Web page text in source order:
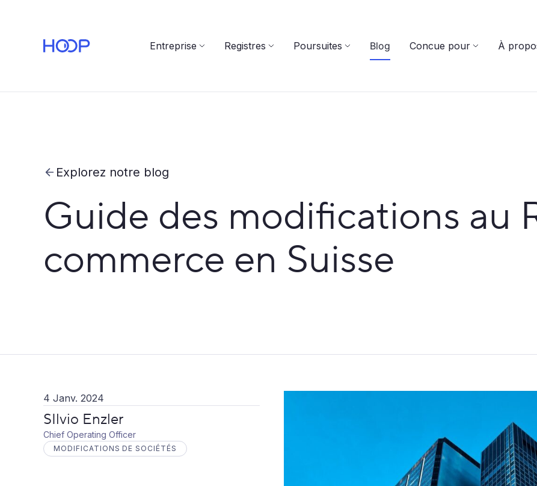
Entreprise Registres Poursuites Blog Concue pour À
Explorez notre blog
Guide des modifications au
commerce en Suisse
4 Janv. 2024
SIlvio Enzler
Chief Operating Officer
MODIFICATIONS DE SOCIÉTÉS